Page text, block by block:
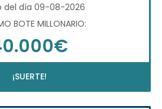
del día 09-08-2026
BOTE MILLONARIO:
¡SUERTE!